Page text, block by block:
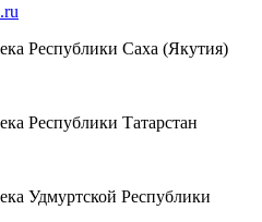
Республики Саха (Якутия)
Республики Татарстан
Удмуртской Республики